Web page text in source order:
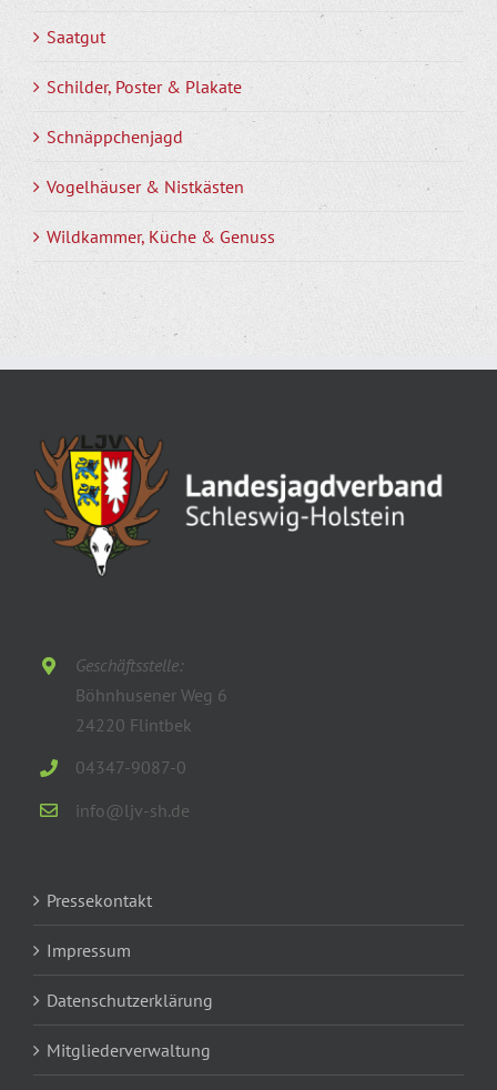
Saatgut
Schilder, Poster & Plakate
Schnäppchenjagd
Vogelhäuser & Nistkästen
Wildkammer, Küche & Genuss
Geschäftsstelle:
Böhnhusener Weg 6
24220 Flintbek
04347-9087-0
info@ljv-sh.de
Pressekontakt
Impressum
Datenschutzerklärung
Mitgliederverwaltung